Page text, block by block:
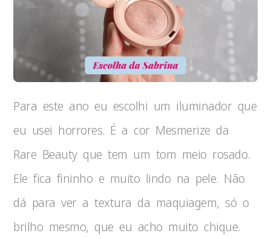
Para este ano eu escolhi um iluminador que
eu usei horrores. É a cor Mesmerize da
Rare Beauty que tem um tom meio rosado.
Ele fica fininho e muito lindo na pele. Não
dá para ver a textura da maquiagem, só o
brilho mesmo, que eu acho muito chique.